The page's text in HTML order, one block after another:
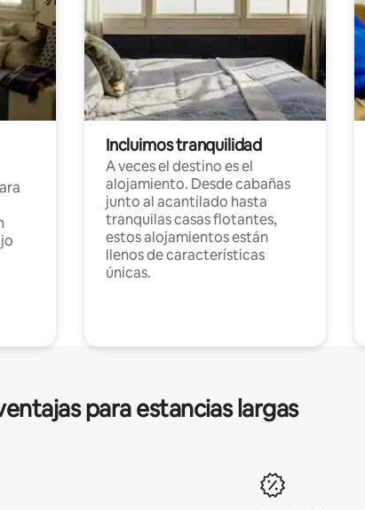
Incluimos tranquilidad
A veces el destino es el
alojamiento. Desde cabañas
junto al acantilado hasta
tranquilas casas flotantes,
estos alojamientos están
llenos de características
únicas.
para estancias largas